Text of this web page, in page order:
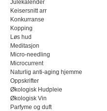
Julekalender
Keisersnitt arr
Konkurranse
Kopping
Løs hud
Meditasjon
Micro-needling
Microcurrent
Naturlig anti-aging hjemme
Oppskrifter
Økologisk Hudpleie
Økologisk Vin
Parfyme og duft